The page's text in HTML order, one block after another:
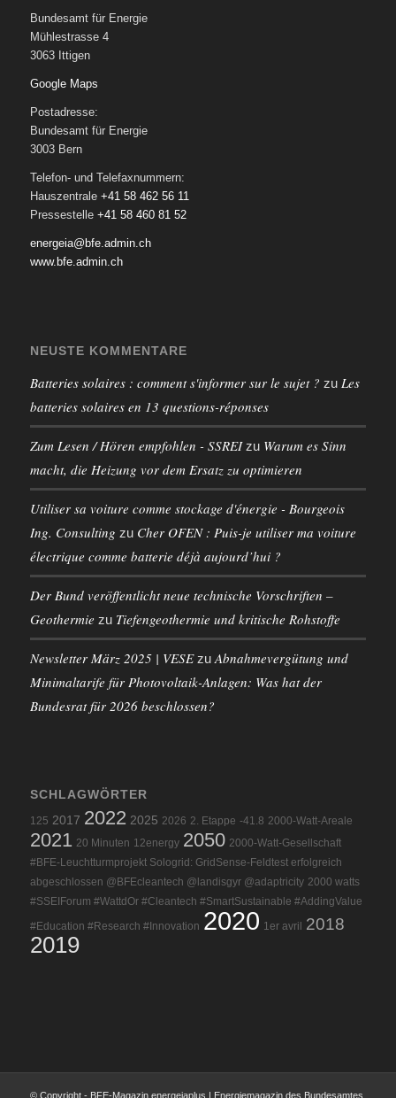
Bundesamt für Energie
Mühlestrasse 4
3063 Ittigen
Google Maps
Postadresse:
Bundesamt für Energie
3003 Bern
Telefon- und Telefaxnummern:
Hauszentrale +41 58 462 56 11
Pressestelle +41 58 460 81 52
energeia@bfe.admin.ch
www.bfe.admin.ch
NEUSTE KOMMENTARE
Batteries solaires : comment s'informer sur le sujet ? zu Les
batteries solaires en 13 questions-réponses
Zum Lesen / Hören empfohlen - SSREIzu Warum es Sinn
macht, die Heizung vor dem Ersatz zu optimieren
Utiliser sa voiture comme stockage d'énergie - Bourgeois
Ing. Consulting zu Cher OFEN : Puis-je utiliser ma voiture
électrique comme batterie déjà aujourd’hui ?
Der Bund veröffentlicht neue technische Vorschriften –
Geothermie zu Tiefengeothermie und kritische Rohstoffe
Newsletter März 2025 | VESEzu Abnahmevergütung und
Minimaltarife für Photovoltaik-Anlagen: Was hat der
Bundesrat für 2026 beschlossen?
SCHLAGWÖRTER
125 2017 2022 2025 2026 2. Etappe -41.8 2000-Watt-Areale
2021 20 Minuten 12energy 2050 2000-Watt-Gesellschaft
#BFE-Leuchtturmprojekt Sologrid: GridSense-Feldtest erfolgreich
abgeschlossen @BFEcleantech @landisgyr @adaptricity 2000 watts
#SSEIForum #WattdOr #Cleantech #SmartSustainable #AddingValue
#Education #Research #Innovation 2020 1er avril 2018
2019
© Copyright - BFE-Magazin energeiaplus | Energiemagazin des Bundesamtes